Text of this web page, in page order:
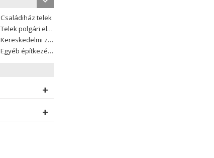
Családiház telek
Telek polgári ellátáshoz
Kereskedelmi zóna
Egyéb építkezési telek